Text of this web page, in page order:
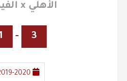
الأهلي x الفيصلي
3
-
2020